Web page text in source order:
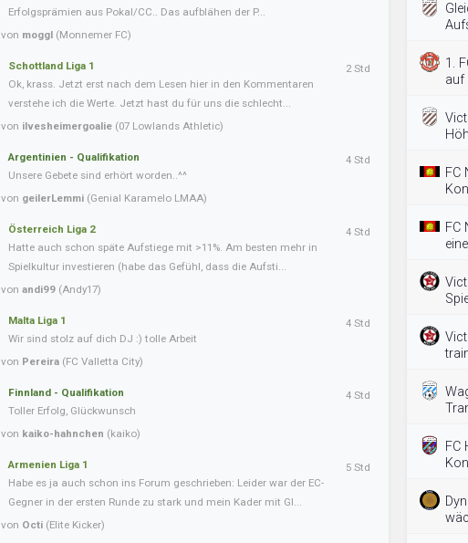
Erfolgsprämien aus Pokal/CC.. Das aufblähen der P...
von moggl (Monnemer FC)
Schottland Liga 1
Ok, krass. Jetzt erst nach dem Lesen hier in den Kommentaren
verstehe ich die Werte. Jetzt hast du für uns die schlecht...
von ilvesheimergoalie (07 Lowlands Athletic)
2 Std
Argentinien - Qualifikation
Unsere Gebete sind erhört worden..^^
von geilerLemmi (Genial Karamelo LMAA)
4 Std
Österreich Liga 2
Hatte auch schon späte Aufstiege mit >11%. Am besten mehr in
Spielkultur investieren (habe das Gefühl, dass die Aufsti...
von andi99 (Andy17)
4 Std
Malta Liga 1
Wir sind stolz auf dich DJ :) tolle Arbeit
von Pereira (FC Valletta City)
4 Std
Finnland - Qualifikation
Toller Erfolg, Glückwunsch
von kaiko-hahnchen (kaiko)
4 Std
Armenien Liga 1
Habe es ja auch schon ins Forum geschrieben: Leider war der EC-
Gegner in der ersten Runde zu stark und mein Kader mit Gl...
von Octi (Elite Kicker)
5 Std
1.
auf
FC
FC
FC